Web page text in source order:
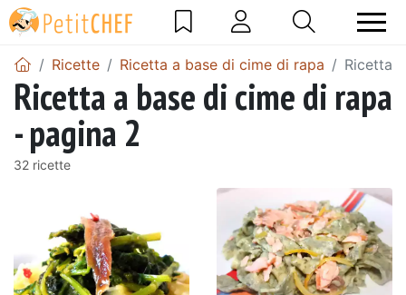
Ricette Ricetta a base di cime di rapa Ricetta
Ricetta a base di cime di rapa
- pagina 2
32 ricette